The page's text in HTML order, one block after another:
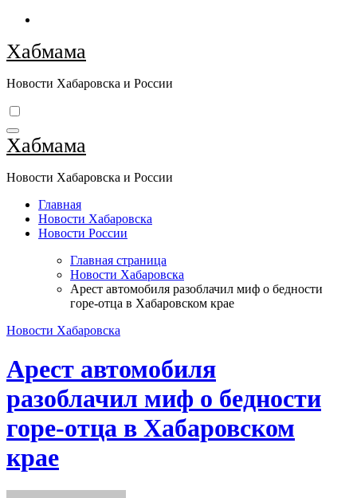
Перейти
содержимому
Хабмама
Новости Хабаровска и России
Хабмама
Новости Хабаровска и России
Главная
Новости Хабаровска
Новости России
Главная страница
Новости Хабаровска
Арест автомобиля разоблачил миф о бедности
горе-отца в Хабаровском крае
Новости Хабаровска
Арест автомобиля
разоблачил миф о бедности
горе-отца в Хабаровском
крае